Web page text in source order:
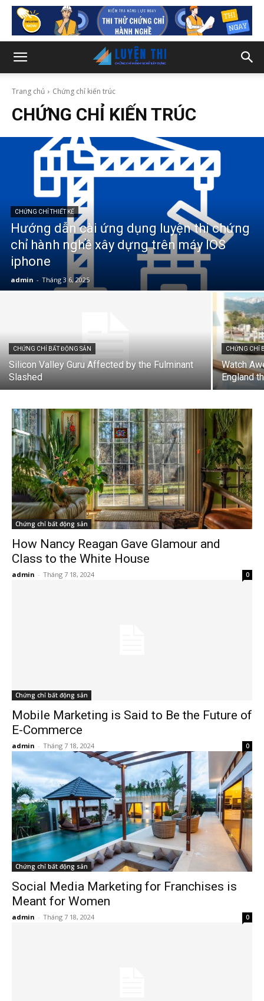
Trang chủ Chứng chỉ kiến trúc
CHỨNG CHỈ KIẾN TRÚC
CHỨNG CHỈ THIẾT KẾ
Hướng dẫn cài ứng dụng luyện thi chứng
chỉ hành nghề xây dựng trên máy IOS
iphone
admin - Tháng 3 6, 2025
CHỨNG CHỈ BẤT ĐỘNG SẢN
Silicon Valley Guru Affected by the Fulminant
Slashed
CHỨNG CHỈ
Watch
England
Chứng chỉ bất động sản
How Nancy Reagan Gave Glamour and
Class to the White House
admin - Tháng 7 18, 2024 0
Chứng chỉ bất động sản
Mobile Marketing is Said to Be the Future of
E-Commerce
admin - Tháng 7 18, 2024 0
Chứng chỉ bất động sản
Social Media Marketing for Franchises is
Meant for Women
admin - Tháng 7 18, 2024 0